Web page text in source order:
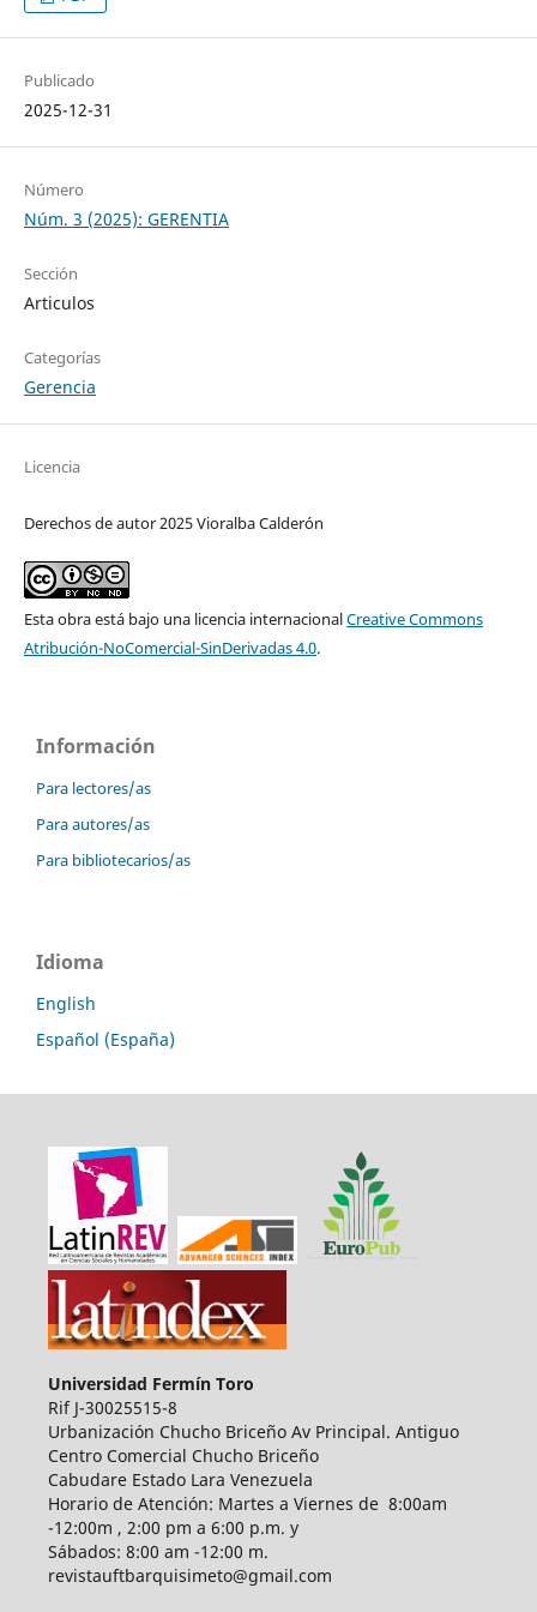
Publicado
2025-12-31
Número
Núm. 3 (2025): GERENTIA
Sección
Articulos
Categorías
Gerencia
Licencia
Derechos de autor 2025 Vioralba Calderón
Esta obra está bajo una licencia internacionalCreative Commons
Atribución-NoComercial-SinDerivadas 4.0.
Información
Para lectores/as
Para autores/as
Para bibliotecarios/as
Idioma
English
Español (España)
Universidad Fermín Toro
Rif J-30025515-8
Urbanización Chucho Briceño Av Principal. Antiguo
Centro Comercial Chucho Briceño
Cabudare Estado Lara Venezuela
Horario de Atención: Martes a Viernes de 8:00am
-12:00m , 2:00 pm a 6:00 p.m. y
Sábados: 8:00 am -12:00 m.
revistauftbarquisimeto@gmail.com